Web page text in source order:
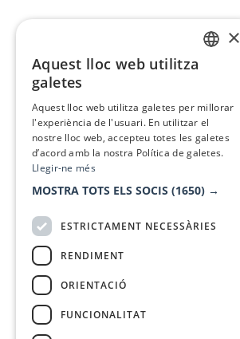
×
Aquest lloc web utilitza
galetes
Aquest lloc web utilitza galetes per millorar
l'experiència de l'usuari. En utilitzar el
nostre lloc web, accepteu totes les galetes
d’acord amb la nostra Política de galetes.
Llegir-ne més
MOSTRA TOTS ELS SOCIS (1650) →
ESTRICTAMENT NECESSÀRIES
RENDIMENT
ORIENTACIÓ
FUNCIONALITAT